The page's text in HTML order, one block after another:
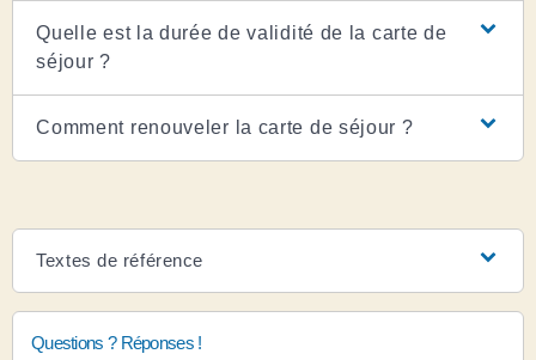
Quelle est la durée de validité de la carte de
séjour ?
Comment renouveler la carte de séjour ?
Textes de référence
Questions ? Réponses !